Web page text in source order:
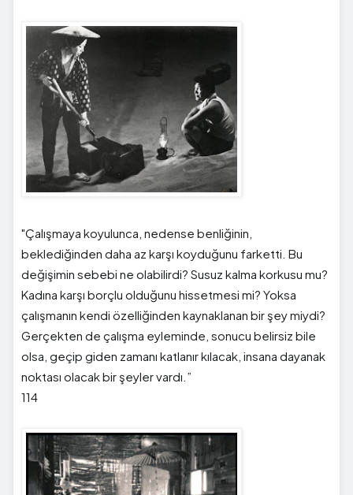
"Çalışmaya koyulunca, nedense benliğinin,
beklediğinden daha az karşı koyduğunu farketti. Bu
değişimin sebebi ne olabilirdi? Susuz kalma korkusu mu?
Kadına karşı borçlu olduğunu hissetmesi mi? Yoksa
çalışmanın kendi özelliğinden kaynaklanan bir şey miydi?
Gerçekten de çalışma eyleminde, sonucu belirsiz bile
olsa, geçip giden zamanı katlanır kılacak, insana dayanak
noktası olacak bir şeyler vardı.”
114